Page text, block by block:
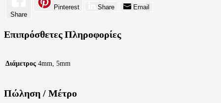
Share
Pinterest Share Email
Επιπρόσθετες Πληροφορίες
Διάμετρος 4mm, 5mm
Πώληση / Μέτρο